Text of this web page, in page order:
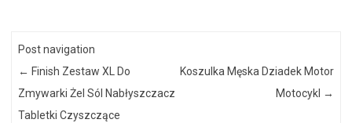
Post navigation
← Finish Zestaw XL Do
Zmywarki Żel Sól Nabłyszczacz
Tabletki Czyszczące
Koszulka Męska Dziadek Motor
Motocykl →